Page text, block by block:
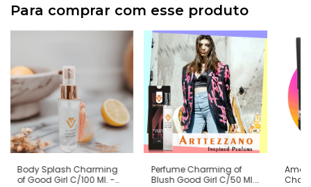
Para comprar com esse produto
Body Splash Charming
of Good Girl C/100 Ml. -
Perfume Charming of
Blush Good Girl C/50 Ml.